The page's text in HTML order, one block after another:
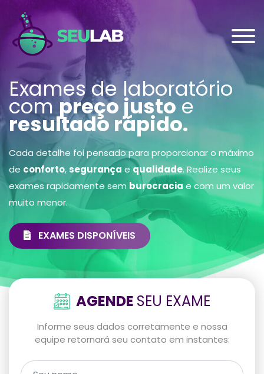
Exames de laboratório
compreço justo e
resultado rápido.
Cada detalhe foi pensado para proporcionar o máximo
de conforto, segurança e qualidade. Realize seus
exames rapidamente sem burocracia e com um valor
muito menor.
EXAMES DISPONÍVEIS
AGENDE SEU EXAME
Informe seus dados corretamente e nossa
equipe retornará seu contato em instantes: